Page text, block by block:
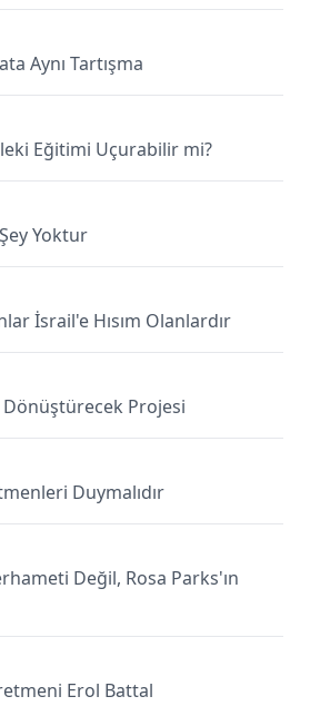
Aynı Tartışma
Eğitimi Uçurabilir mi?
Yoktur
İsrail'e Hısım Olanlardır
Dönüştürecek Projesi
Duymalıdır
Değil, Rosa Parks'ın
Erol Battal